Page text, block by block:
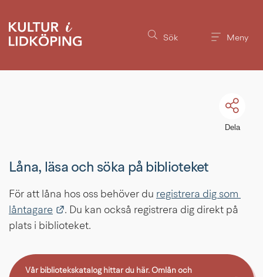
Sök Meny
Dela
Låna, läsa och söka på biblioteket
För att låna hos oss behöver du registrera dig som
låntagare
Länk till annan webbplats.
. Du kan också registrera dig direkt på
plats i biblioteket.
Vår bibliotekskatalog hittar du här. Omlån och